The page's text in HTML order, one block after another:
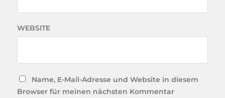
WEBSITE
Name, E-Mail-Adresse und Website in diesem
Browser für meinen nächsten Kommentar